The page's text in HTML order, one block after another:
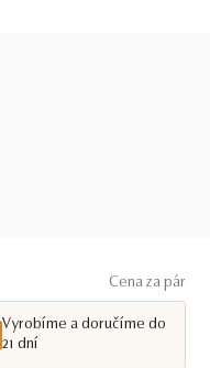
Cena za pár
Vyrobíme a doručíme do
21 dní